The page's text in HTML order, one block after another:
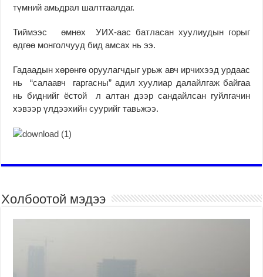
түмний амьдрал шалт­­гаал­даг.
Тий­мээс өмнөх УИХ-аас бат­­ласан хуу­лиу­дын горыг
өдгөө мон­гол­чууд бид амсах нь ээ.
Гадаадын хөрөнгө оруу­лагчдыг урьж авч ирчихээд урдаас
нь “са­лаавч гар­гасны” адил хуулиар да­лайл­гаж байгаа
нь бид­нийг ёстой л алтан дээр сандайлсан гуйл­гачин
хэвээр үлдээхийн суурийг тавьжээ.
Холбоотой мэдээ